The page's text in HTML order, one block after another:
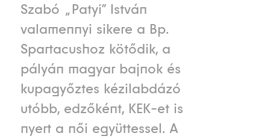
Szabó „Patyi” István
valamennyi sikere a Bp.
Spartacushoz kötődik, a
pályán magyar bajnok és
kupagyőztes kézilabdázó
utóbb, edzőként, KEK-et is
nyert a női együttessel. A